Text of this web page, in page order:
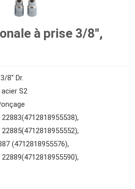
et pinces
de clés
1"
bougies d'allumage
#1/2"
et torx
serre-joints
à prise 3/8",
8" Dr.
S2
(4712818955576),